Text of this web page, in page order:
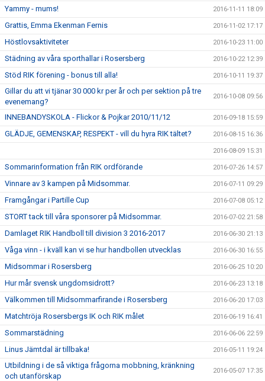
Yammy - mums! 2016-11-11 18:09
Grattis, Emma Ekenman Fernis 2016-11-02 17:17
Höstlovsaktiviteter 2016-10-23 11:00
Städning av våra sporthallar i Rosersberg 2016-10-22 12:39
Stöd RIK förening - bonus till alla! 2016-10-11 19:37
Gillar du att vi tjänar 30 000 kr per år och per sektion på tre
evenemang?
2016-10-08 09:56
INNEBANDYSKOLA - Flickor & Pojkar 2010/11/12 2016-09-18 15:59
GLÄDJE, GEMENSKAP, RESPEKT - vill du hyra RIK tältet? 2016-08-15 16:36
2016-08-09 15:31
Sommarinformation från RIK ordförande 2016-07-26 14:57
Vinnare av 3 kampen på Midsommar. 2016-07-11 09:29
Framgångar i Partille Cup 2016-07-08 05:12
STORT tack till våra sponsorer på Midsommar. 2016-07-02 21:58
Damlaget RIK Handboll till division 3 2016-2017 2016-06-30 21:13
Våga vinn - i kväll kan vi se hur handbollen utvecklas 2016-06-30 16:55
Midsommar i Rosersberg 2016-06-25 10:20
Hur mår svensk ungdomsidrott? 2016-06-23 13:18
Välkommen till Midsommarfirande i Rosersberg 2016-06-20 17:03
Matchtröja Rosersbergs IK och RIK målet 2016-06-19 16:41
Sommarstädning 2016-06-06 22:59
Linus Jämtdal är tillbaka! 2016-05-11 19:24
Utbildning i de så viktiga frågorna mobbning, kränkning
och utanförskap
2016-05-07 17:35